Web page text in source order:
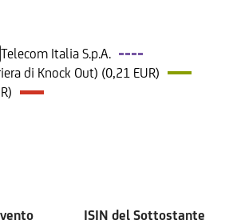
Telecom Italia S.p.A.
di Knock Out) (0,21 EUR)
ISIN del Sottostante